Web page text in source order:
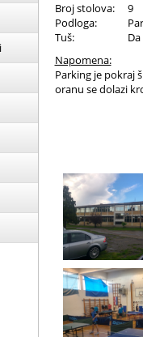
Broj stolova:
9
Podloga:
Tuš:
Da
Napomena:
Parking je pokraj
oranu se dolazi